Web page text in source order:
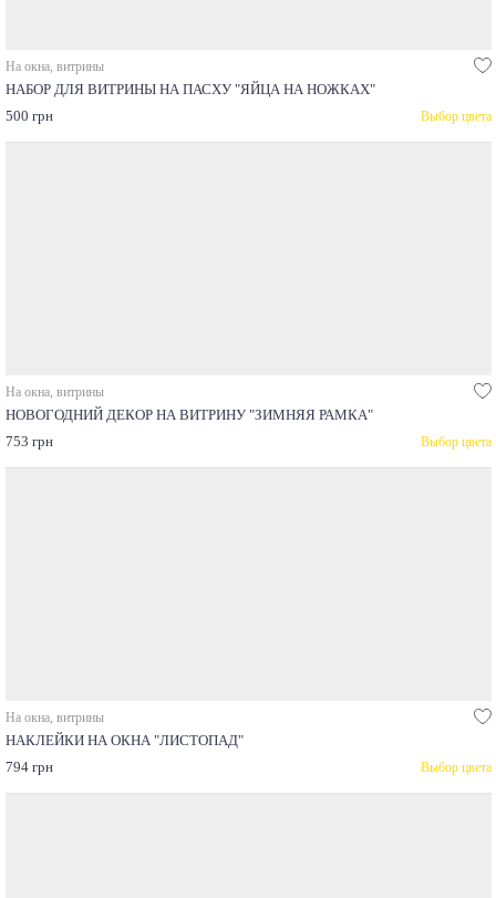
На окна, витрины
НАБОР ДЛЯ ВИТРИНЫ НА ПАСХУ "ЯЙЦА НА НОЖКАХ"
500 грн
Выбор цвета
На окна, витрины
НОВОГОДНИЙ ДЕКОР НА ВИТРИНУ "ЗИМНЯЯ РАМКА"
753 грн
Выбор цвета
На окна, витрины
НАКЛЕЙКИ НА ОКНА "ЛИСТОПАД"
794 грн
Выбор цвета